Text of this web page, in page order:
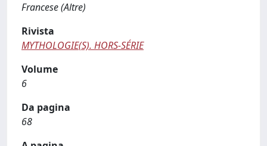
Francese (Altre)
Rivista
MYTHOLOGIE(S). HORS-SÉRIE
Volume
6
Da pagina
68